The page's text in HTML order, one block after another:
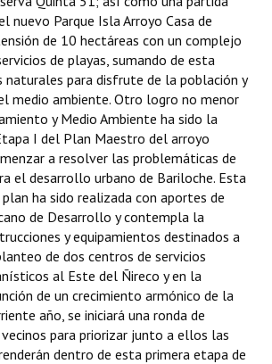
nuevo Parque Isla Arroyo Casa de
de 10 hectáreas con un complejo
de playas, sumando de esta
naturales para disfrute de la población y
medio ambiente. Otro logro no menor
y Medio Ambiente ha sido la
I del Plan Maestro del arroyo
a resolver las problemáticas de
el desarrollo urbano de Bariloche. Esta
ha sido realizada con aportes de
de Desarrollo y contempla la
y equipamientos destinados a
de dos centros de servicios
al Este del Ñireco y en la
de un crecimiento armónico de la
año, se iniciará una ronda de
para priorizar junto a ellos las
dentro de esta primera etapa de